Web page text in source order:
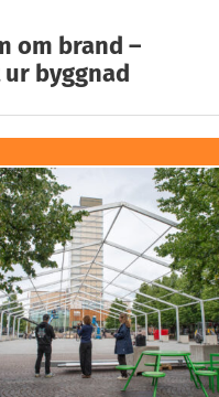
om brand –
byggnad